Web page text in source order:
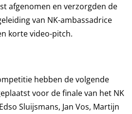
afgenomen en verzorgden de
van NK-ambassadrice
korte video-pitch.
hebben de volgende
voor de finale van het NK
Sluijsmans, Jan Vos, Martijn